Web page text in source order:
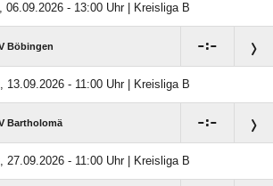
06.09.2026 - 13:00 Uhr | Kreisliga B
Böbingen :
13.09.2026 - 11:00 Uhr | Kreisliga B
Bartholomä :
27.09.2026 - 11:00 Uhr | Kreisliga B